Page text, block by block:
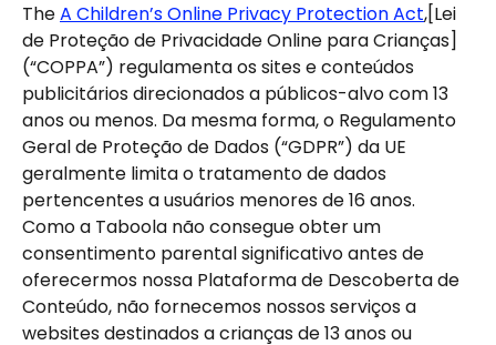
The A Children’s Online Privacy Protection Act,[Lei
de Proteção de Privacidade Online para Crianças]
(“COPPA”) regulamenta os sites e conteúdos
publicitários direcionados a públicos-alvo com 13
anos ou menos. Da mesma forma, o Regulamento
Geral de Proteção de Dados (“GDPR”) da UE
geralmente limita o tratamento de dados
pertencentes a usuários menores de 16 anos.
Como a Taboola não consegue obter um
consentimento parental significativo antes de
oferecermos nossa Plataforma de Descoberta de
Conteúdo, não fornecemos nossos serviços a
websites destinados a crianças de 13 anos ou